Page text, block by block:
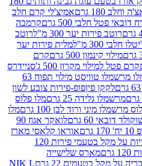
אמיצ'לי קרם חלב
500 גרם
קרמבה
יער 300 מ"ל
רוטב
מלית פירות יער
500 גרם
קרם
מקרון 500 ג'
סניידרס
מלו מרשמלו טוויסט מילוי תפוח 63
פיןפופ-פירות צובע לשון
25 גרם
מלו פלוס
לבן 100 גרם
מלו
לואקר אגוז 90
אוראו קלאסי מארז
לוקיטוס סוכריות על מקל בטעמי פירות 120
שלישייה
22 גרם
NIK L